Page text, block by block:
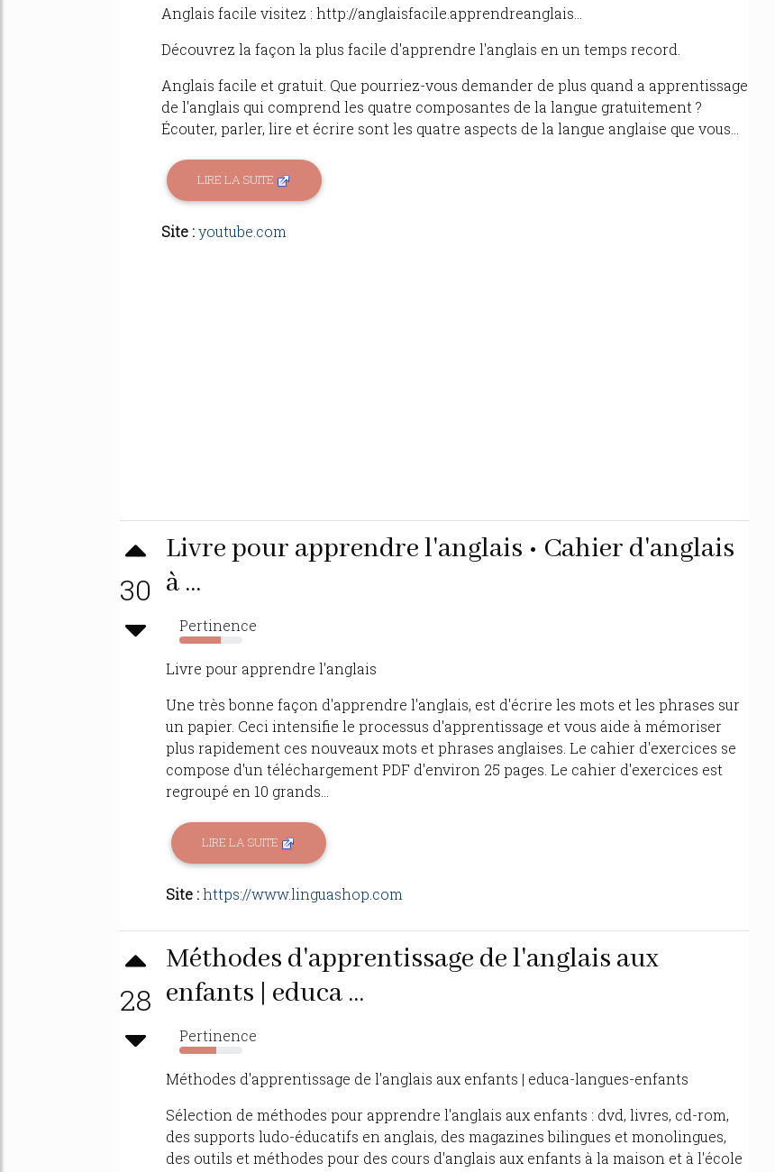
Anglais facile visitez : http://anglaisfacile.apprendreanglais...
Découvrez la façon la plus facile d'apprendre l'anglais en un temps record.
Anglais facile et gratuit. Que pourriez-vous demander de plus quand a apprentissage
de l'anglais qui comprend les quatre composantes de la langue gratuitement ?
Écouter, parler, lire et écrire sont les quatre aspects de la langue anglaise que vous...
LIRE LA SUITE
Site :youtube.com
30
Livre pour apprendre l'anglais • Cahier d'anglais
à ...
Pertinence
66%
Livre pour apprendre l'anglais
Une très bonne façon d'apprendre l'anglais, est d'écrire les mots et les phrases sur
un papier. Ceci intensifie le processus d'apprentissage et vous aide à mémoriser
plus rapidement ces nouveaux mots et phrases anglaises. Le cahier d'exercices se
compose d'un téléchargement PDF d'environ 25 pages. Le cahier d'exercices est
regroupé en 10 grands...
LIRE LA SUITE
Site :https://www.linguashop.com
28
Méthodes d'apprentissage de l'anglais aux
enfants | educa ...
Pertinence
58%
Méthodes d'apprentissage de l'anglais aux enfants | educa-langues-enfants
Sélection de méthodes pour apprendre l'anglais aux enfants : dvd, livres, cd-rom,
des supports ludo-éducatifs en anglais, des magazines bilingues et monolingues,
des outils et méthodes pour des cours d'anglais aux enfants à la maison et à l'école